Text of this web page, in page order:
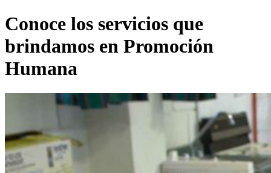
Conoce los servicios que
brindamos en Promoción
Humana